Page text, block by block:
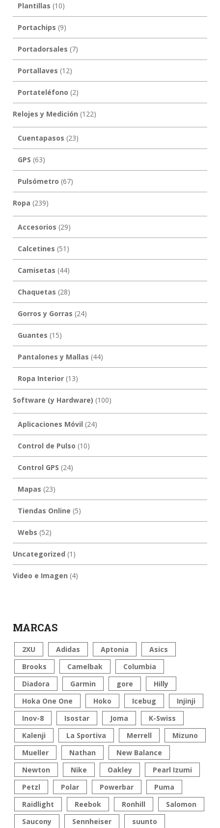
Plantillas (10)
Portachips (9)
Portadorsales (7)
Portallaves (12)
Portateléfono (2)
Relojes y Medición (122)
Cuentapasos (23)
GPS (63)
Pulsómetro (67)
Ropa (239)
Accesorios (29)
Calcetines (51)
Camisetas (44)
Chaquetas (28)
Gorros y Gorras (24)
Guantes (15)
Pantalones y Mallas (44)
Ropa Interior(13)
Software (y Hardware) (100)
Aplicaciones Móvil (24)
Control de Pulso (10)
Control GPS (24)
Mapas (23)
Tiendas Online (5)
Webs (52)
Uncategorized (1)
Video e Imagen (4)
MARCAS
2XU Adidas Aptonia
Asics
Brooks
Camelbak
Columbia
Diadora
Garmin gore
Hilly
Hoka One One
Hoko Icebug
Injinji
Inov-8
Isostar Joma
K-Swiss
Kalenji
La Sportiva Merrell
Mizuno
Mueller
Nathan
New Balance
Newton
Nike Oakley
Pearl Izumi
Petzl
Polar Powerbar
Puma
Raidlight
Reebok Ronhill
Salomon
Saucony
Sennheiser suunto